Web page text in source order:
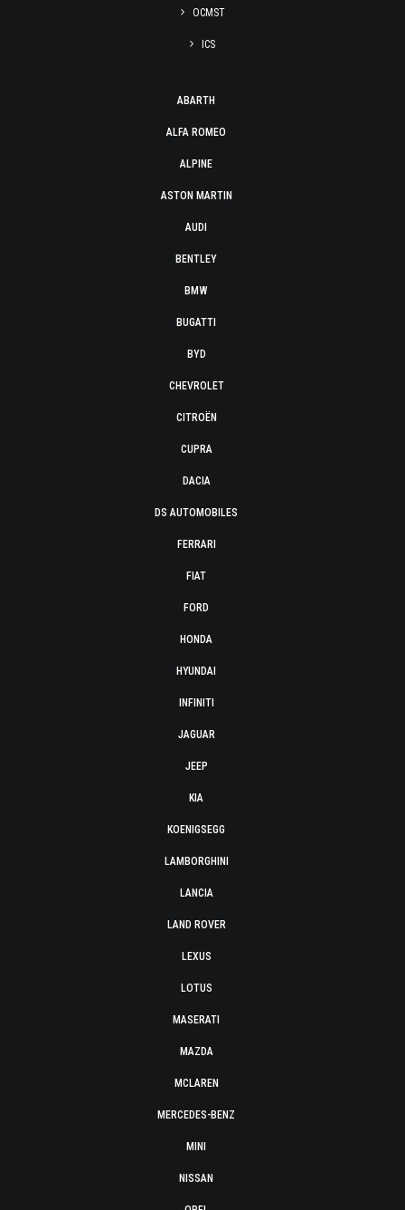
OCMST
ICS
ABARTH
ALFA ROMEO
ALPINE
ASTON MARTIN
AUDI
BENTLEY
BMW
BUGATTI
BYD
CHEVROLET
CITROËN
CUPRA
DACIA
DS AUTOMOBILES
FERRARI
FIAT
FORD
HONDA
HYUNDAI
INFINITI
JAGUAR
JEEP
KIA
KOENIGSEGG
LAMBORGHINI
LANCIA
LAND ROVER
LEXUS
LOTUS
MASERATI
MAZDA
MCLAREN
MERCEDES-BENZ
MINI
NISSAN